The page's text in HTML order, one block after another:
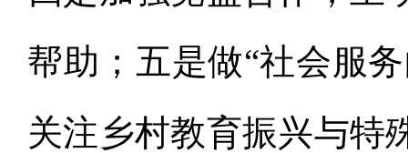
帮助；五是做“社会服
关注乡村教育振兴与特